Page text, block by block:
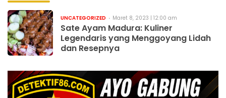
UNCATEGORIZED Maret 8, 2023 | 12:00 am
Sate Ayam Madura: Kuliner
Legendaris yang Menggoyang Lidah
dan Resepnya